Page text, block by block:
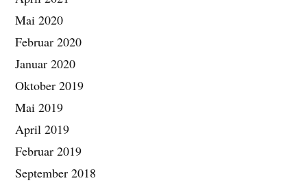
Mai 2020
Februar 2020
Januar 2020
Oktober 2019
Mai 2019
April 2019
Februar 2019
September 2018